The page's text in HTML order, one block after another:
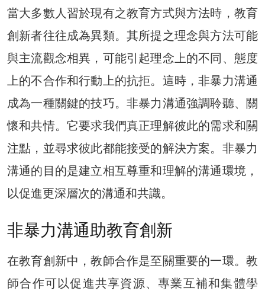
當大多數人習於現有之教育方式與方法時，教育
創新者往往成為異類。其所提之理念與方法可能
與主流觀念相異，可能引起理念上的不同、態度
上的不合作和行動上的抗拒。這時，非暴力溝通
成為一種關鍵的技巧。非暴力溝通強調聆聽、關
懷和共情。它要求我們真正理解彼此的需求和關
注點，並尋求彼此都能接受的解決方案。非暴力
溝通的目的是建立相互尊重和理解的溝通環境，
以促進更深層次的溝通和共識。
非暴力溝通助教育創新
在教育創新中，教師合作是至關重要的一環。教
師合作可以促進共享資源、專業互補和集體學